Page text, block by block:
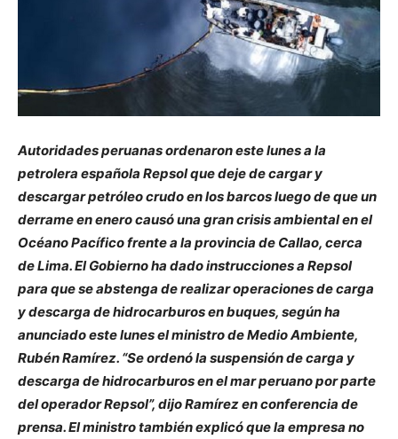
Autoridades peruanas ordenaron este lunes a la
petrolera española Repsol que deje de cargar y
descargar petróleo crudo en los barcos luego de que un
derrame en enero causó una gran crisis ambiental en el
Océano Pacífico frente a la provincia de Callao, cerca
de Lima. El Gobierno ha dado instrucciones a Repsol
para que se abstenga de realizar operaciones de carga
y descarga de hidrocarburos en buques, según ha
anunciado este lunes el ministro de Medio Ambiente,
Rubén Ramírez. “Se ordenó la suspensión de carga y
descarga de hidrocarburos en el mar peruano por parte
del operador Repsol”, dijo Ramírez en conferencia de
prensa. El ministro también explicó que la empresa no